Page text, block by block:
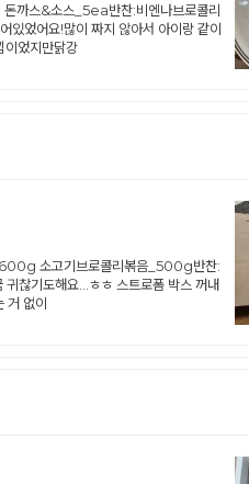
까스&소스_5ea반찬:비엔나브로콜리
었어요!많이 짜지 않아서 아이랑 같이
이었지만닭강
소고기브로콜리볶음_500g반찬:
찮기도해요...ㅎㅎ 스트로폼 박스 꺼내
거 없이